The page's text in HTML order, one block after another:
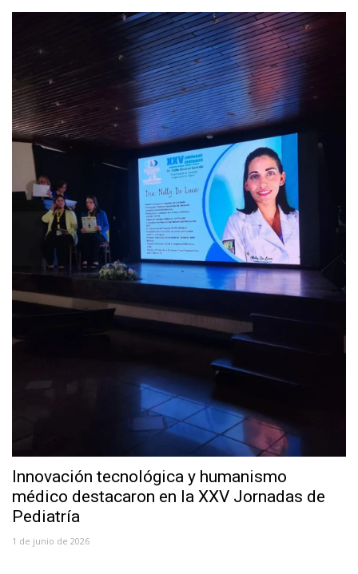
Innovación tecnológica y humanismo
médico destacaron en la XXV Jornadas de
Pediatría
1 de junio de 2026